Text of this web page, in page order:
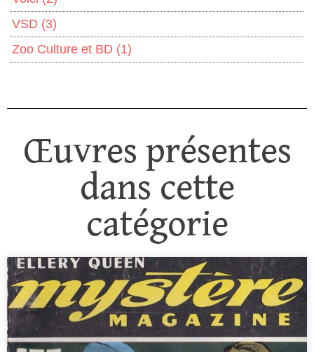
VSD (3)
Zoo Culture et BD (1)
Œuvres présentes
dans cette
catégorie